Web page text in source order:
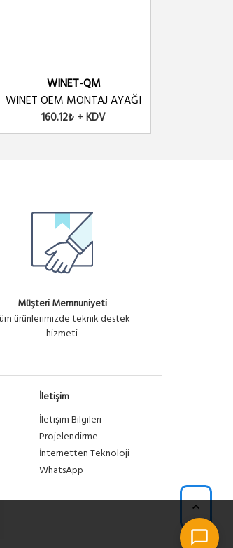
WINET-QM
WINET OEM MONTAJ AYAĞI
160.12₺ + KDV
Müşteri Memnuniyeti
ürünlerimizde teknik destek
hizmeti
İletişim
İletişim Bilgileri
Projelendirme
İnternetten Teknoloji
WhatsApp